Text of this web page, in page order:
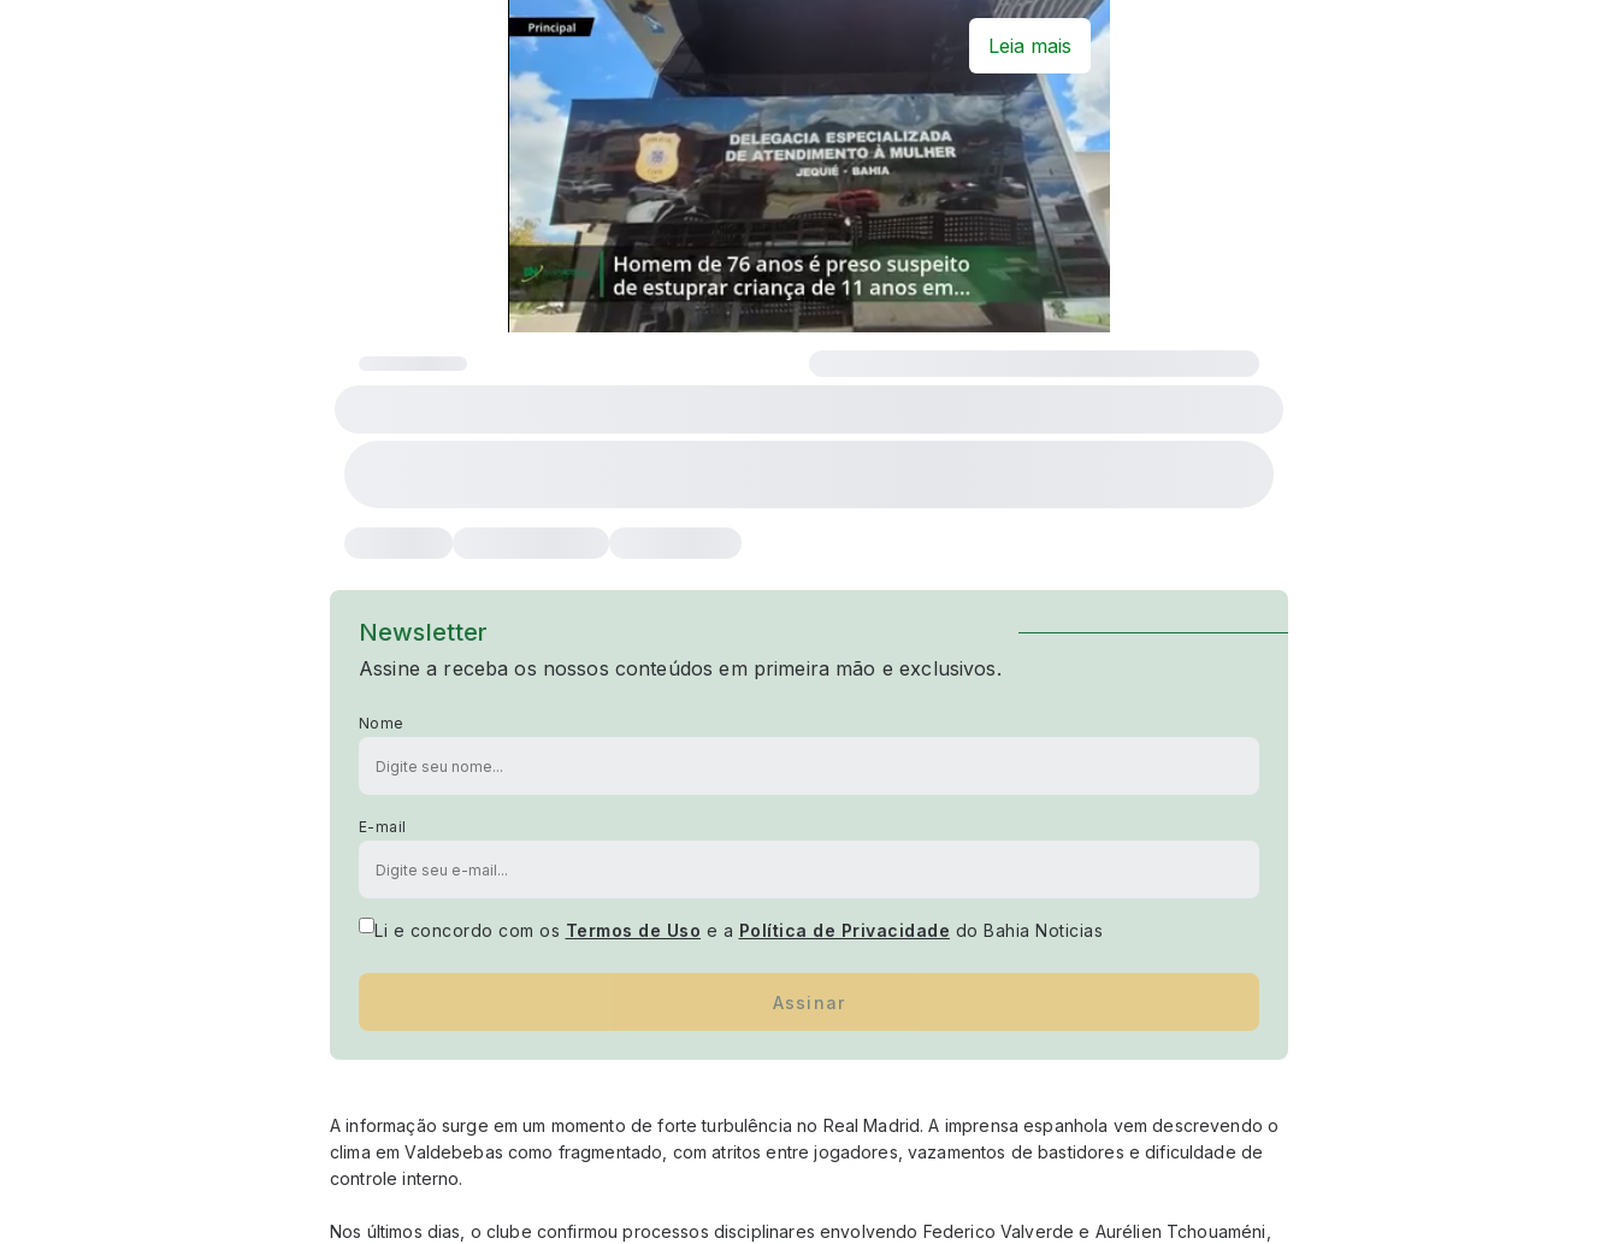
Leia mais
Newsletter
Assine a receba os nossos conteúdos em primeira mão e exclusivos.
Nome
E-mail
Li e concordo com os Termos de Uso e a Política de Privacidade do Bahia Noticias
Assinar
A informação surge em um momento de forte turbulência no Real Madrid. A imprensa espanhola vem descrevendo o
clima em Valdebebas como fragmentado, com atritos entre jogadores, vazamentos de bastidores e dificuldade de
controle interno.
Nos últimos dias, o clube confirmou processos disciplinares envolvendo Federico Valverde e Aurélien Tchouaméni,